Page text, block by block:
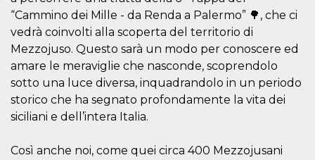
“Cammino dei Mille - da Renda a Palermo” 🌳, che ci
vedrà coinvolti alla scoperta del territorio di
Mezzojuso. Questo sarà un modo per conoscere ed
amare le meraviglie che nasconde, scoprendolo
sotto una luce diversa, inquadrandolo in un periodo
storico che ha segnato profondamente la vita dei
siciliani e dell’intera Italia.
Così anche noi, come quei circa 400 Mezzojusani
datr
Meta
Platform Inc.
.facebook.com
2 years
This cookie
Facebook.
directly
individual
Facebook
user.
reports
around